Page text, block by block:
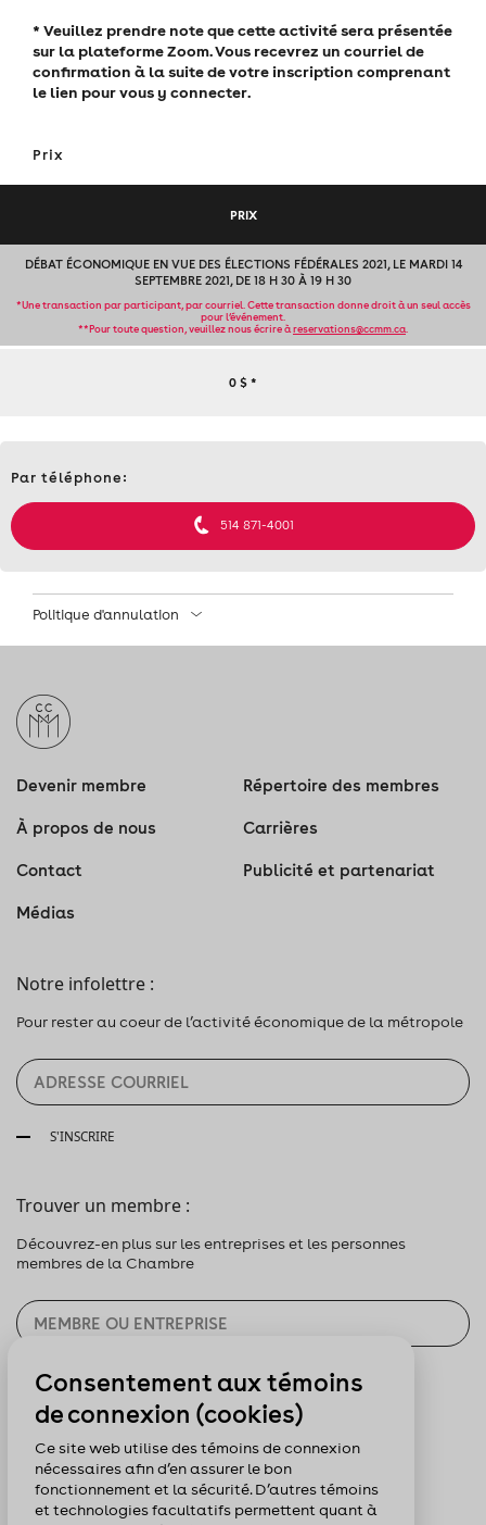
* Veuillez prendre note que cette activité sera présentée
sur la plateforme Zoom. Vous recevrez un courriel de
confirmation à la suite de votre inscription comprenant
le lien pour vous y connecter.
Prix
PRIX
DÉBAT ÉCONOMIQUE EN VUE DES ÉLECTIONS FÉDÉRALES 2021, LE MARDI 14
SEPTEMBRE 2021, DE 18 H 30 À 19 H 30
*Une transaction par participant, par courriel. Cette transaction donne droit à un seul accès
pour l’événement.
**Pour toute question, veuillez nous écrire àreservations@ccmm.ca.
DÉBAT
VUE
MARDI
18
H
0 $ *
etPar téléphone:
514 871-4001
Politique d'annulation
Devenir membre Répertoire des membres
À propos de nous Carrières
Contact Publicité et partenariat
Médias
Notre infolettre :
Pour rester au coeur de l’activité économique de la métropole
S'INSCRIRE
Trouver un membre :
Découvrez-en plus sur les entreprises et les personnes
membres de la Chambre
CHERCHER
Pour nous suivre :
Consentement aux témoins
de connexion (cookies)
Ce site web utilise des témoins de connexion
nécessaires afin d’en assurer le bon
fonctionnement et la sécurité. D’autres témoins
et technologies facultatifs permettent quant à